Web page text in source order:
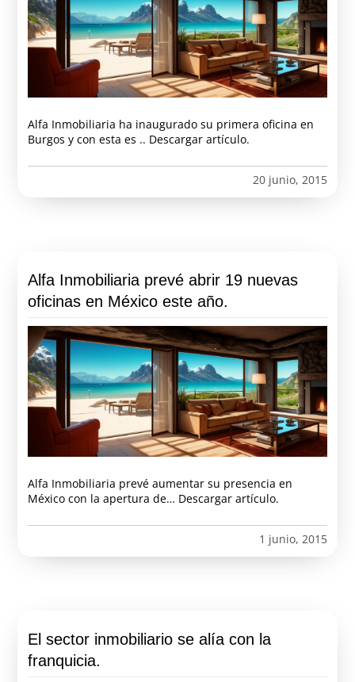
Alfa Inmobiliaria ha inaugurado su primera oficina en
Burgos y con esta es .. Descargar artículo.
20 junio, 2015
Alfa Inmobiliaria prevé abrir 19 nuevas
oficinas en México este año.
Alfa Inmobiliaria prevé aumentar su presencia en
México con la apertura de… Descargar artículo.
1 junio, 2015
El sector inmobiliario se alía con la
franquicia.